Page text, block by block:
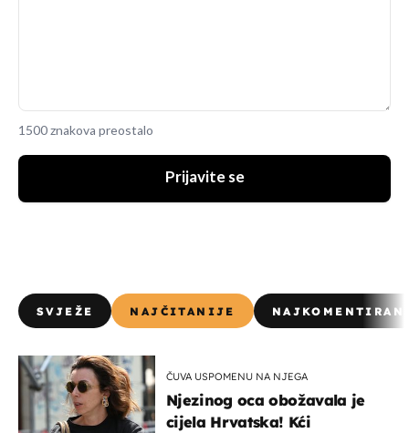
1500 znakova preostalo
Prijavite se
SVJEŽE NAJČITANIJE
ČUVA USPOMENU NA NJEGA
Njezinog oca obožavala je
cijela Hrvatska! Kći